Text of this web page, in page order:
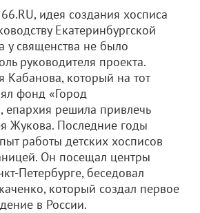
идея создания хосписа
Екатеринбургской
у священства не было
руководителя проекта.
Кабанова, который на тот
фонд «Город
епархия решила привлечь
Жукова. Последние годы
работы детских хосписов
Он посещал центры
Петербурге, беседовал
который создал первое
в России.